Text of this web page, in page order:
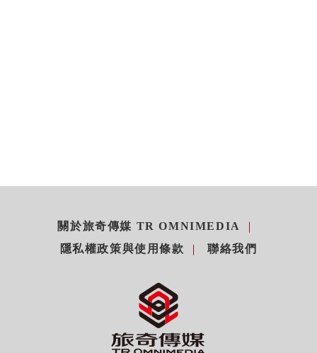
關於旅奇傳媒 TR OMNIMEDIA
隱私權政策與使用條款
聯絡我們